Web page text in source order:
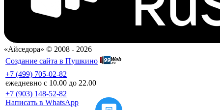
«Айседора» © 2008 - 2026
Создание сайта в Пушкино
+7 (499) 705-02-82
ежедневно с 10.00 до 22.00
+7 (903) 148-52-82
Написать в WhatsApp